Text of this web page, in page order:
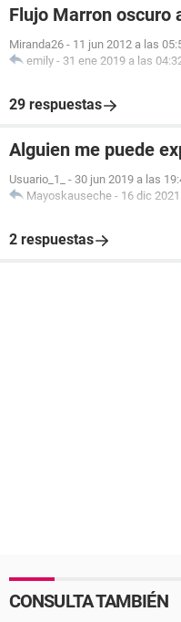
Flujo Marron oscuro
Miranda26 - 11 jun 2012 a las
emily - 31 ene 2019 a las
29 respuestas
Alguien me puede
Usuario_1_ - 30 jun 2019 a las
Mayoskauseche - 16 dic
2 respuestas
CONSULTA TAMBIÉN